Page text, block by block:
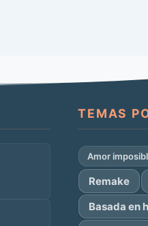
TEMAS
Amor
Remake
Basada en